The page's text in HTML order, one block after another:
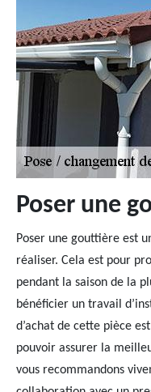
Poser une
Poser une gouttière est
réaliser. Cela est pour
pendant la saison de la
bénéficier un travail
d’achat de cette pièce
pouvoir assurer la
vous recommandons